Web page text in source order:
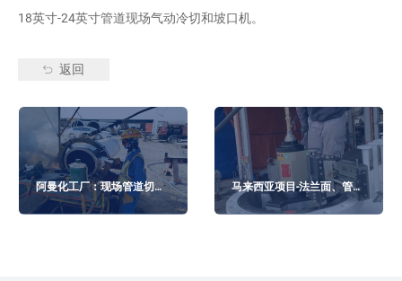
18英寸-24英寸管道现场气动冷切和坡口机。
返回
阿曼化工厂：现场管道切割
和斜切
马来西亚项目-法兰面、管道
冷切割